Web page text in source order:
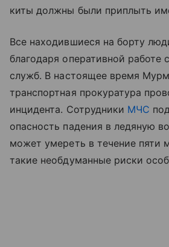
киты должны были приплыть
Все находившиеся на борту
благодаря оперативной работе
служб. В настоящее время
транспортная прокуратура
инцидента. Сотрудники МЧС
опасность падения в ледяную
может умереть в течение пяти
такие необдуманные риски